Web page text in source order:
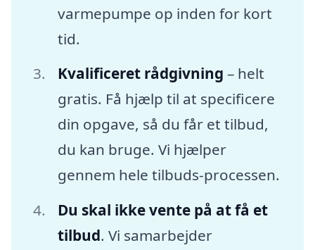
varmepumpe op inden for kort
tid.
Kvalificeret rådgivning – helt
gratis. Få hjælp til at specificere
din opgave, så du får et tilbud,
du kan bruge. Vi hjælper
gennem hele tilbuds-processen.
Du skal ikke vente på at få et
tilbud. Vi samarbejder